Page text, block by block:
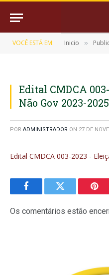
VOCÊ ESTÁ EM: Inicio »
Edital CMDCA
Não Gov 2023-2025
POR ADMINISTRADOR ON 27 DE
Edital CMDCA 003-2023 -
FacebookTwitter
Os comentários estão